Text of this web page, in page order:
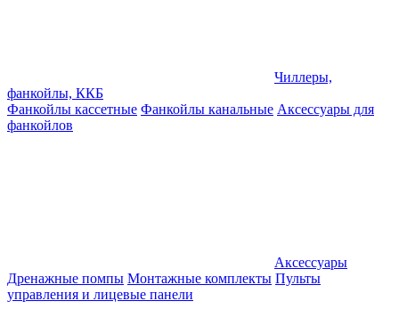
Чиллеры,
фанкойлы, ККБ
Фанкойлы кассетные Фанкойлы канальные Аксессуары для
фанкойлов
Аксессуары
Дренажные помпы Монтажные комплекты Пульты
управления и лицевые панели